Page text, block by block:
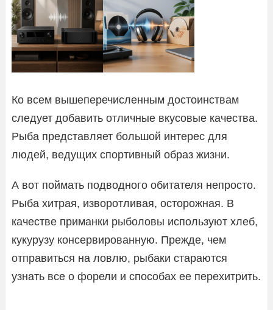
Ко всем вышеперечисленным достоинствам
следует добавить отличные вкусовые качества.
Рыба представляет большой интерес для
людей, ведущих спортивный образ жизни.
А вот поймать подводного обитателя непросто.
Рыба хитрая, изворотливая, осторожная. В
качестве приманки рыболовы используют хлеб,
кукурузу консервированную. Прежде, чем
отправиться на ловлю, рыбаки стараются
узнать все о форели и способах ее перехитрить.